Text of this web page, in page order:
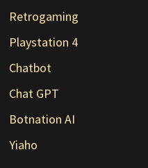
Retrogaming
Playstation 4
Chatbot
Chat GPT
Botnation AI
Yiaho